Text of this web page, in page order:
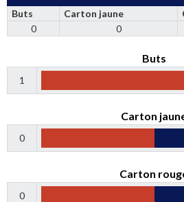
Buts Carton jaune
0
0
Buts
1
Carton
0
Carton
0